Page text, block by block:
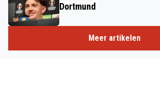
Dortmund
Meer artikelen